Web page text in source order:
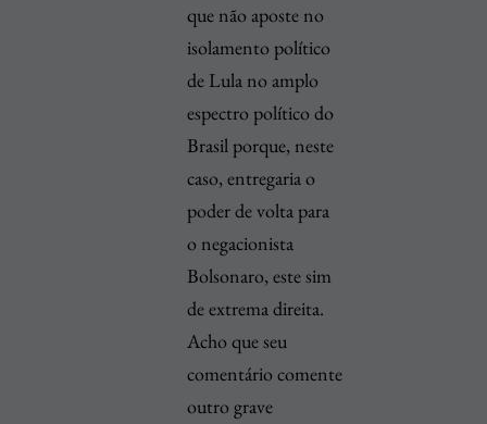
que não aposte no
isolamento político
de Lula no amplo
espectro político do
Brasil porque, neste
caso, entregaria o
poder de volta para
o negacionista
Bolsonaro, este sim
de extrema direita.
Acho que seu
comentário comente
outro grave